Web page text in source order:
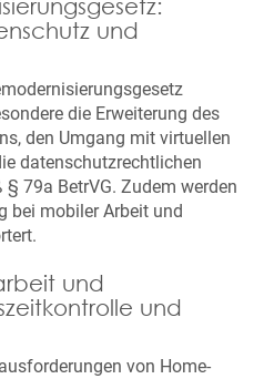
und
die Erweiterung des
den Umgang mit virtuellen
datenschutzrechtlichen
79a BetrVG. Zudem werden
bei mobiler Arbeit und
und
und
von Home-